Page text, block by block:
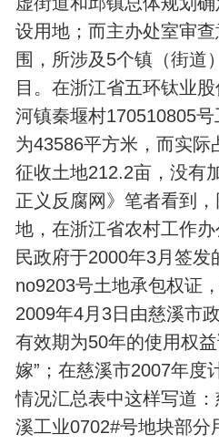
设用地；而主办处室审
围，所涉及5个镇（街道
目。在浙江省五环钛业
河镇秦堰村170510805
为43586平方米，而实际
征收土地212.2亩，没有
正义反腐网》笔者看到
地，在浙江省农村工作
民政府于2000年3月签发
no9203号土地承包权证
2009年4月3日由慈溪市
有效期为50年的使用权
嫁”；在慈溪市2007年度
情况汇总表中这样写道
溪工业0702#号地块部分